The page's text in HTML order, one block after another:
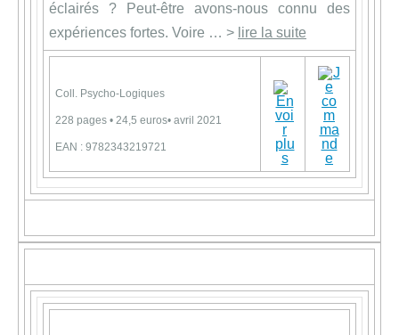
éclairés ? Peut-être avons-nous connu des
expériences fortes. Voire … > lire la suite
Coll. Psycho-Logiques
228 pages • 24,5 euros• avril 2021
EAN : 9782343219721